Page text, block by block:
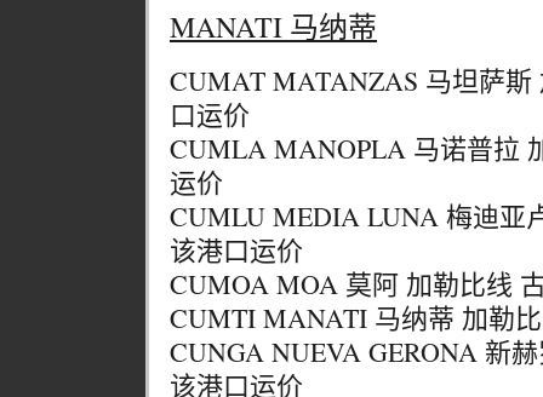
MANATI 马纳蒂
CUMAT MATANZAS 马坦萨
口运价
CUMLA MANOPLA 马诺普拉
运价
CUMLU MEDIA LUNA 梅迪亚
该港口运价
CUMOA MOA 莫阿 加勒比线
CUMTI MANATI 马纳蒂 加勒
CUNGA NUEVA GERONA 新
该港口运价